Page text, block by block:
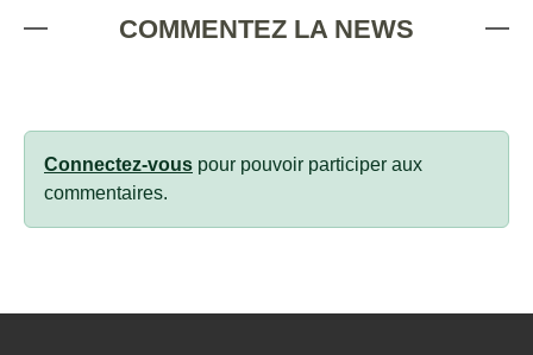
COMMENTEZ LA NEWS
Connectez-vous pour pouvoir participer aux
commentaires.